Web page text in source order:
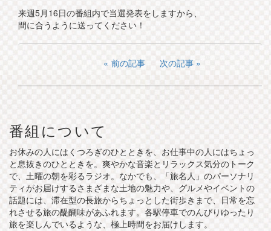
来週5月16日の番組内で当選発表をしますから、
間に合うように送ってください！
前の記事 次の記事
番組について
お休みの人にはくつろぎのひとときを、お仕事中の人にはちょっ
と息抜きのひとときを。爽やかな音楽とリラックス気分のトーク
で、土曜の朝を彩るラジオ。なかでも、「旅名人」のパーソナリ
ティがお届けするさまざまな土地の魅力や、グルメやイベントの
話題には、滞在型の長旅からちょっとした街歩きまで、日常を忘
れさせる旅の醍醐味があふれます。各駅停車でのんびりゆったり
旅を楽しんでいるような、極上時間をお届けします。